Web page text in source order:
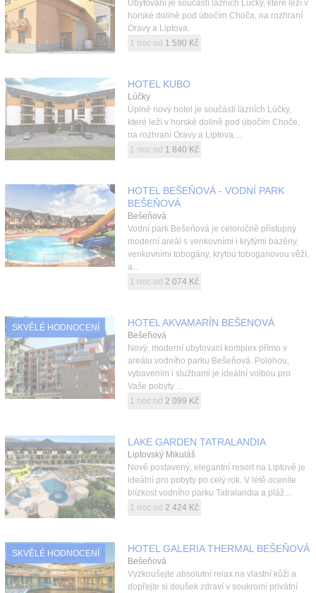
Ubytování je součástí lázních Lúčky, které leží v
horské dolině pod úbočím Choča, na rozhraní
Oravy a Liptova.
1 noc od 1 590 Kč
HOTEL KUBO
Lúčky
Úplně nový hotel je součástí lázních Lúčky,
které leží v horské dolině pod úbočím Choče,
na rozhraní Oravy a Liptova....
1 noc od 1 840 Kč
HOTEL BEŠEŇOVÁ - VODNÍ PARK
BEŠEŇOVÁ
Bešeňová
Vodní park Bešeňová je celoročně přístupný
moderní areál s venkovními i krytými bazény,
venkovními tobogány, krytou toboganovou věží,
a...
1 noc od 2 074 Kč
SKVĚLÉ HODNOCENÍ HOTEL AKVAMARÍN BEŠENOVÁ
Bešeňová
Nový, moderní ubytovací komplex přímo v
areálu vodního parku Bešeňová. Polohou,
vybavením i službami je ideální volbou pro
Vaše pobyty ...
1 noc od 2 099 Kč
LAKE GARDEN TATRALANDIA
Liptovský Mikuláš
Nově postavený, elegantní resort na Liptově je
ideální pro pobyty po celý rok. V létě oceníte
blízkost vodního parku Tatralandia a pláž...
1 noc od 2 424 Kč
SKVĚLÉ HODNOCENÍ HOTEL GALERIA THERMAL BEŠEŇOVÁ
Bešeňová
Vyzkoušejte absolutní relax na vlastní kůži a
dopřejte si doušek zdraví v soukromí privátní